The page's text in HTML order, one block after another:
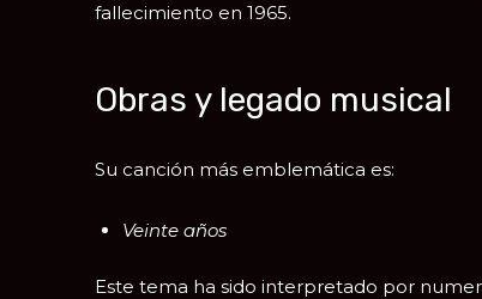
fallecimiento en 1965.
Obras y legado musical
Su canción más emblemática es:
Veinte años
Este tema ha sido interpretado por